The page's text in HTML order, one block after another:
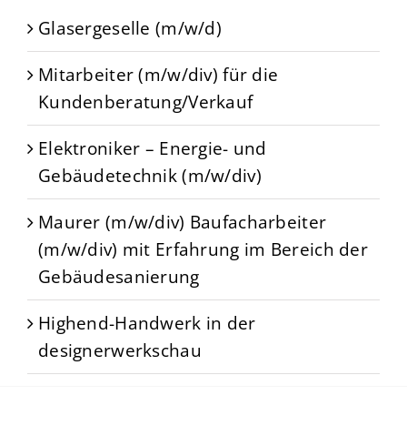
Glasergeselle (m/w/d)
Mitarbeiter (m/w/div) für die
Kundenberatung/Verkauf
Elektroniker – Energie- und
Gebäudetechnik (m/w/div)
Maurer (m/w/div) Baufacharbeiter
(m/w/div) mit Erfahrung im Bereich der
Gebäudesanierung
Highend-Handwerk in der
designerwerkschau